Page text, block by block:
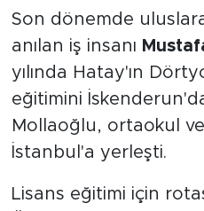
Son dönemde
anılan iş insanı
yılında Hatay'ın
eğitimini
Mollaoğlu, ortaokul
İstanbul'a yerleşti.
Lisans eğitimi için